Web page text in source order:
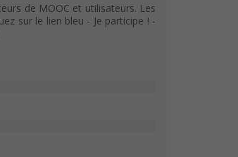
de MOOC et utilisateurs. Les
sur le lien bleu - Je participe ! -